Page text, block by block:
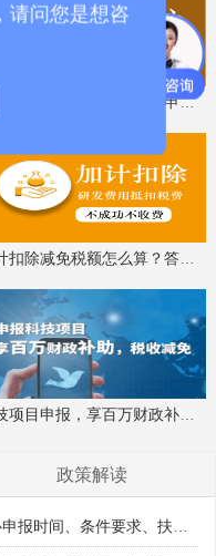
省工程技术研究中心，专业申报、指导培训
加计扣除减免税额怎么算？答疑解惑、咨询培训
科技项目申报，享百万财政补贴，减免40%所得税
政策解读
间、条件要求、扶持奖励
请问您是想咨